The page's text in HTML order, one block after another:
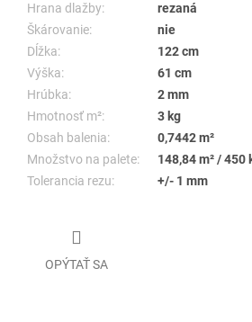
Hrana dlažby:
rezaná
Škárovanie:
nie
Dĺžka:
122 cm
Výška:
61 cm
Hrúbka:
2 mm
Hmotnosť m²:
3 kg
Obsah balenia:
0,7442 m²
Množstvo na palete:
148,84 m² / 450
Tolerancia rezu:
+/- 1 mm
OPÝTAŤ SA